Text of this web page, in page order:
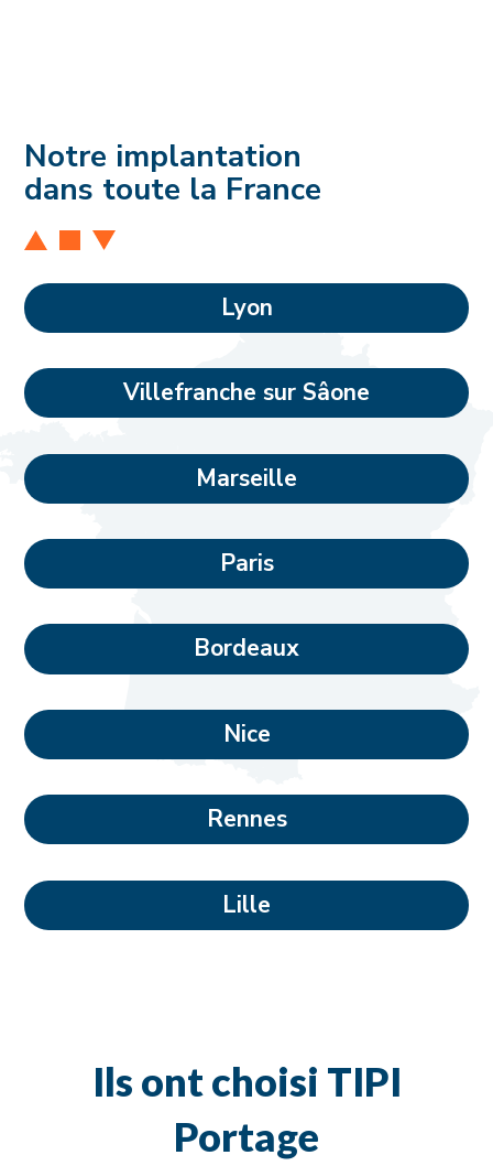
Notre implantation
dans toute la France
Lyon
Villefranche sur Sâone
Marseille
Paris
Bordeaux
Nice
Rennes
Lille
Ils ont choisi TIPI
Portage